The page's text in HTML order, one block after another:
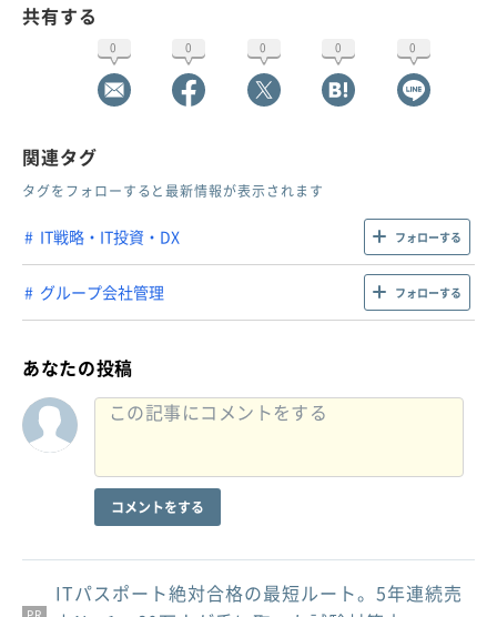
共有する
0 0 0 0 0
関連タグ
タグをフォローすると最新情報が表示されます
IT戦略・IT投資・DX フォローする
グループ会社管理 フォローする
あなたの投稿
コメントをする
ITパスポート絶対合格の最短ルート。5年連続売